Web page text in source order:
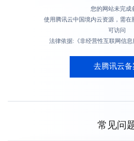
您的网站未完成
使用腾讯云中国境内云资源，需在
可访问
法律依据:《非经营性互联网信息
去腾讯云备
常见问